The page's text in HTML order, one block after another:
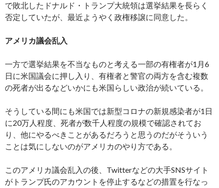
で敗北したドナルド・トランプ大統領は選挙結果を長らく
否定していたが、最近ようやく政権移譲に同意した。
アメリカ議会乱入
一方で選挙結果を不当なものと考える一部の有権者が1月6
日に米国議会に押し入り、有権者と警官の両方を含む複数
の死者が出るなどいかにも米国らしい政治が続いている。
そうしている間にも米国では新型コロナの新規感染者が1日
に20万人程度、死者が数千人程度の規模で確認されてお
り、他にやるべきことがあるだろうと思うのだがそういう
ことは気にしないのがアメリカのやり方である。
このアメリカ議会乱入の後、Twitterなどの大手SNSサイト
がトランプ氏のアカウントを停止するなどの措置を行なっ